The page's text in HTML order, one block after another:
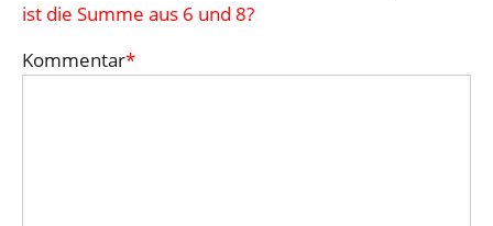
ist die Summe aus 6 und 8?
Kommentar*